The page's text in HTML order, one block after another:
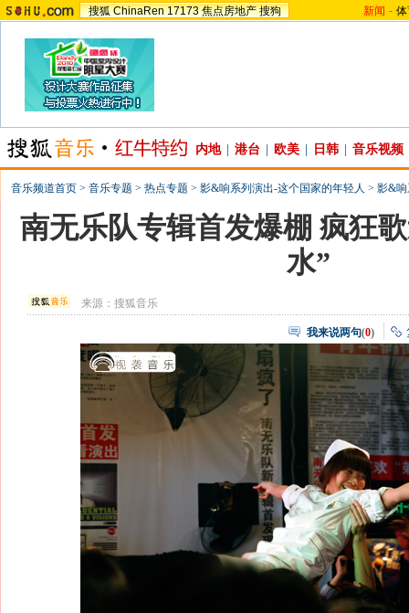
搜狐 ChinaRen 17173 焦点房地产 搜狗 新闻 -
内地 港台 欧美 日韩 音乐视频
音乐频道首页 > 音乐专题 > 热点专题 > 影&响系列演出-这个国家的年轻人 > 影&响
南无乐队专辑首发爆棚 疯狂
水”
来源：搜狐音乐
我来说两句(0)